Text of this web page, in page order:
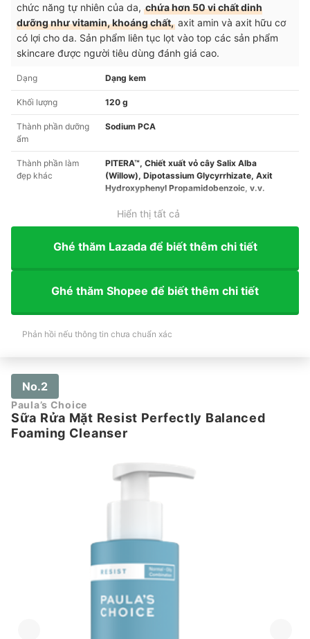
chức năng tự nhiên của da, chứa hơn 50 vi chất dinh
dưỡng như vitamin, khoáng chất, axit amin và axit hữu cơ
có lợi cho da. Sản phẩm liên tục lọt vào top các sản phẩm
skincare được người tiêu dùng đánh giá cao.
Dạng Dạng kem
Khối lượng 120 g
Thành phần dưỡng
ẩm
Sodium PCA
Thành phần làm
đẹp khác
PITERA™, Chiết xuất vỏ cây Salix Alba
(Willow), Dipotassium Glycyrrhizate, Axit
Hydroxyphenyl Propamidobenzoic, v.v.
Hiển thị tất cả
Ghé thăm Lazada để biết thêm chi tiết
Ghé thăm Shopee để biết thêm chi tiết
Phản hồi nếu thông tin chưa chuẩn xác
No.2
Paula’s Choice
Sữa Rửa Mặt Resist Perfectly Balanced
Foaming Cleanser